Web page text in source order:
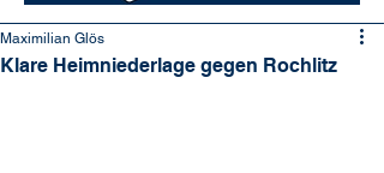
Klare Heimniederlage gegen Rochlitz
Maximilian Glös